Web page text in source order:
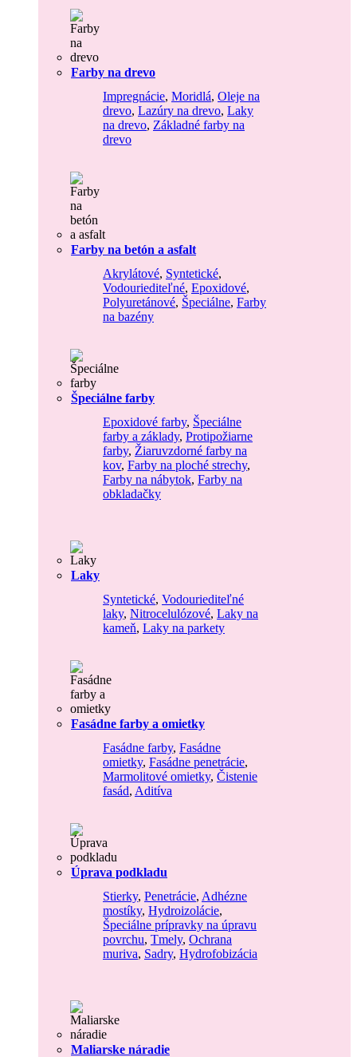
Farby na drevo
Impregnácie, Moridlá, Oleje na
drevo, Lazúry na drevo, Laky
na drevo, Základné farby na
drevo
Farby na betón a asfalt
Akrylátové, Syntetické,
Vodouriediteľné, Epoxidové,
Polyuretánové, Špeciálne, Farby
na bazény
Špeciálne farby
Epoxidové farby, Špeciálne
farby a základy, Protipožiarne
farby, Žiaruvzdorné farby na
kov, Farby na ploché strechy,
Farby na nábytok, Farby na
obkladačky
Laky
Syntetické, Vodouriediteľné
laky, Nitrocelulózové, Laky na
kameň, Laky na parkety
Fasádne farby a omietky
Fasádne farby, Fasádne
omietky, Fasádne penetrácie,
Marmolitové omietky, Čistenie
fasád, Aditíva
Úprava podkladu
Stierky, Penetrácie, Adhézne
mostíky, Hydroizolácie,
Špeciálne prípravky na úpravu
povrchu, Tmely, Ochrana
muriva, Sadry, Hydrofobizácia
Maliarske náradie